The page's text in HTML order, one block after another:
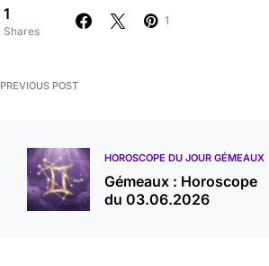
1
Shares
1
PREVIOUS POST
HOROSCOPE DU JOUR GÉMEAUX
Gémeaux : Horoscope
du 03.06.2026